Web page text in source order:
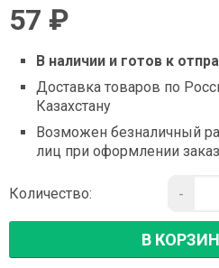
57 ₽
В наличии и готов к
Доставка товаров по
Казахстану
Возможен безналичный
лиц при оформлении
Количество: -
В